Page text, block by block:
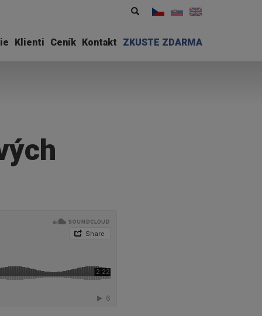
Klienti Ceník Kontakt ZKUSTE ZDARMA
Vyhledávání
Hledat